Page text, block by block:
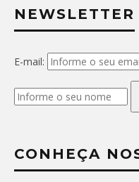
NEWSLETTER
E-mail:
CONHEÇA